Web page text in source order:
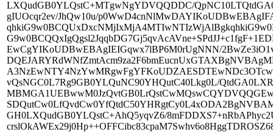
LXQudGB0YLQstC+MTgwNgYDVQQDDC/
gIUOcqr2ev/JhQw10u/
EwCgYIKoUDBwEBAgIEIGqwx7lBP6M0rUgNNN/
vQsNGC0L7Rg9GB0YLQuNC90YHQutC40Lkg0L/
GH0LXQudGB0YLQstC+AhQ5yqvZ6/